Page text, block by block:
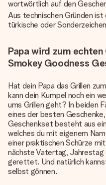
wortwörtlich auf den
Aus technischen Gründen ist
türkische oder
Papa wird zum
Smokey Goodness
Hat dein Papa das Grillen
kann dein Kumpel noch ein
ums Grillen geht? In beiden
eines der besten
Geschenkset besteht aus
welches du mit eigenem
einer praktischen Schürze
nächste Vatertag,
gerettet. Und natürlich
selbst gönnen.